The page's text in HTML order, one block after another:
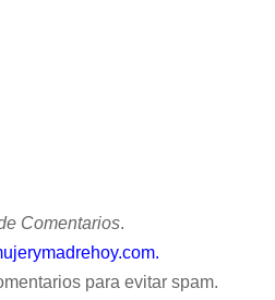
Comentarios.
para evitar spam.